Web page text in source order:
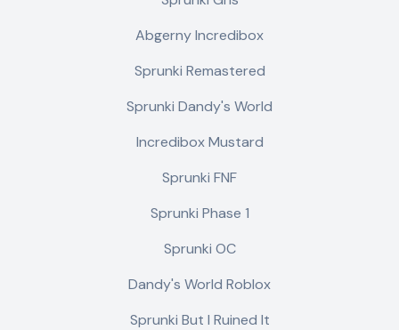
Abgerny Incredibox
Sprunki Remastered
Sprunki Dandy's World
Incredibox Mustard
Sprunki FNF
Sprunki Phase 1
Sprunki OC
Dandy's World Roblox
Sprunki But I Ruined It